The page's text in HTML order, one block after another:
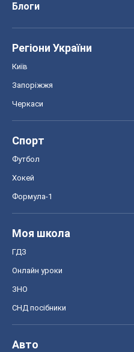
Блоги
Регіони України
Київ
Запоріжжя
Черкаси
Спорт
Футбол
Хокей
Формула-1
Моя школа
ГДЗ
Онлайн уроки
ЗНО
СНД посібники
Авто